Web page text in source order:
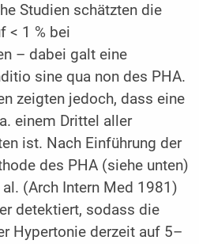
Studien schätzten die
< 1 % bei
– dabei galt eine
sine qua non des PHA.
zeigten jedoch, dass eine
einem Drittel aller
ist. Nach Einführung der
des PHA (siehe unten)
(Arch Intern Med 1981)
detektiert, sodass die
Hypertonie derzeit auf 5–